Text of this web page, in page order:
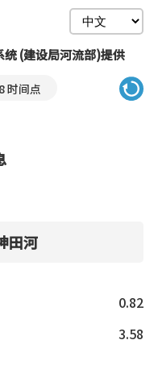
(建设局河流部)提供
时间点
田河
0.82
3.58